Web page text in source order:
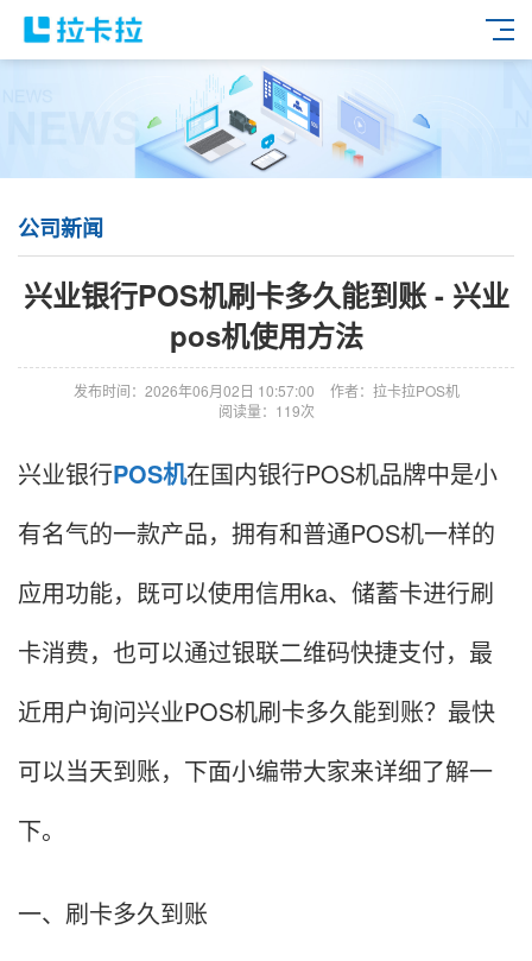
公司新闻
兴业银行POS机刷卡多久能到账 - 兴业
pos机使用方法
发布时间：2026年06月02日 10:57:00
作者：拉卡拉POS机
阅读量：119次
兴业银行POS机在国内银行POS机品牌中是小
有名气的一款产品，拥有和普通POS机一样的
应用功能，既可以使用信用ka、储蓄卡进行刷
卡消费，也可以通过银联二维码快捷支付，最
近用户询问兴业POS机刷卡多久能到账？最快
可以当天到账，下面小编带大家来详细了解一
下。
一、刷卡多久到账